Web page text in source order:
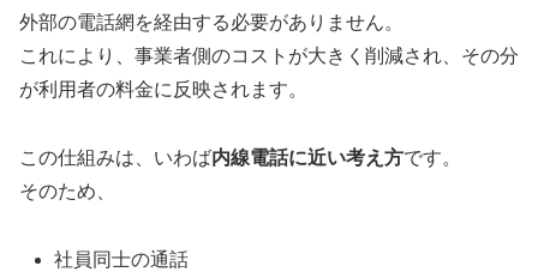
外部の電話網を経由する必要がありません。
これにより、事業者側のコストが大きく削減され、その分
が利用者の料金に反映されます。
この仕組みは、いわば内線電話に近い考え方です。
そのため、
社員同士の通話